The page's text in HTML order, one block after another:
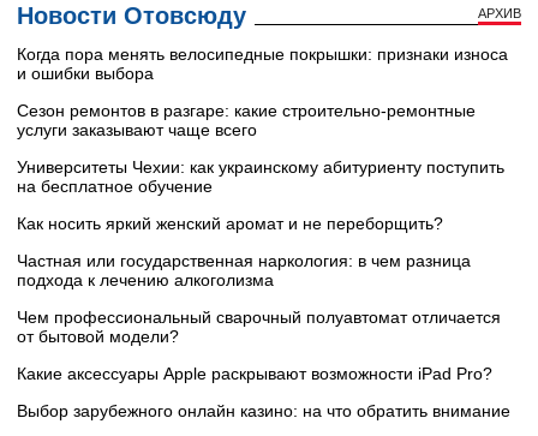
Новости Отовсюду АРХИВ
Когда пора менять велосипедные покрышки: признаки износа
и ошибки выбора
Сезон ремонтов в разгаре: какие строительно-ремонтные
услуги заказывают чаще всего
Университеты Чехии: как украинскому абитуриенту поступить
на бесплатное обучение
Как носить яркий женский аромат и не переборщить?
Частная или государственная наркология: в чем разница
подхода к лечению алкоголизма
Чем профессиональный сварочный полуавтомат отличается
от бытовой модели?
Какие аксессуары Apple раскрывают возможности iPad Pro?
Выбор зарубежного онлайн казино: на что обратить внимание